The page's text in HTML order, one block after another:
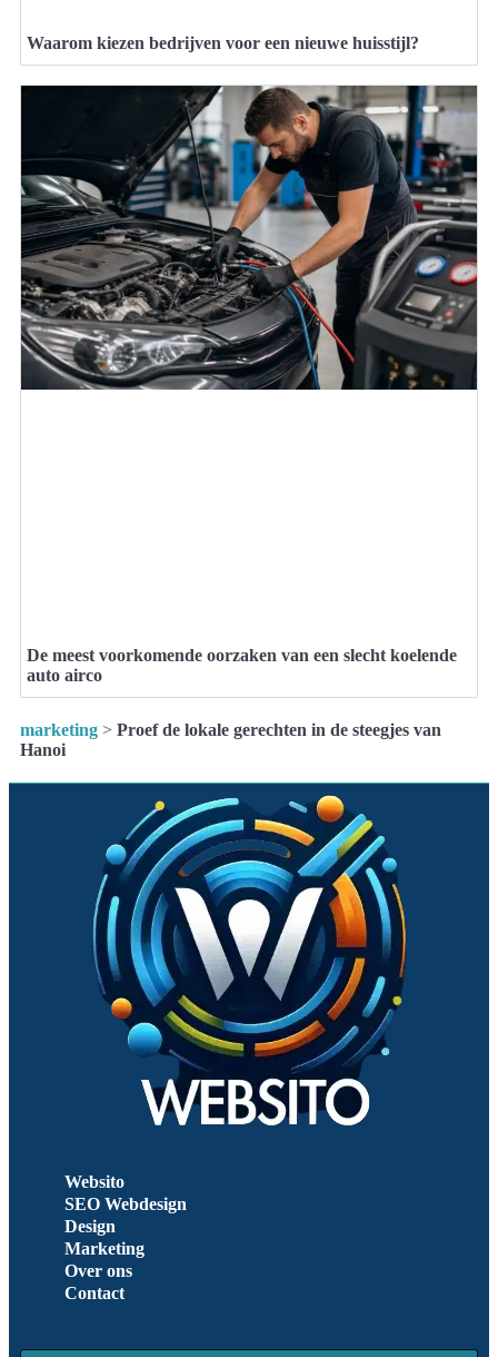
Waarom kiezen bedrijven voor een nieuwe huisstijl?
De meest voorkomende oorzaken van een slecht koelende
auto airco
marketing > Proef de lokale gerechten in de steegjes van
Hanoi
Websito
SEO Webdesign
Design
Marketing
Over ons
Contact